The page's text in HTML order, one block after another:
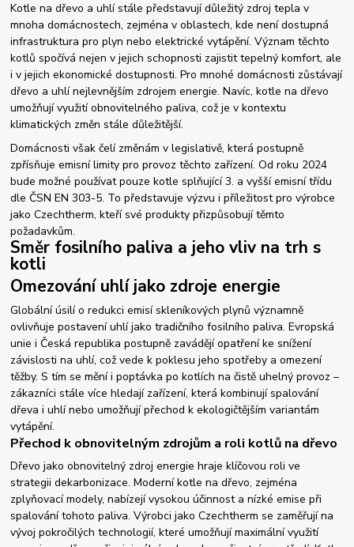
Kotle na dřevo a uhlí stále představují důležitý zdroj tepla v
mnoha domácnostech, zejména v oblastech, kde není dostupná
infrastruktura pro plyn nebo elektrické vytápění. Význam těchto
kotlů spočívá nejen v jejich schopnosti zajistit tepelný komfort, ale
i v jejich ekonomické dostupnosti. Pro mnohé domácnosti zůstávají
dřevo a uhlí nejlevnějším zdrojem energie. Navíc, kotle na dřevo
umožňují využití obnovitelného paliva, což je v kontextu
klimatických změn stále důležitější.
Domácnosti však čelí změnám v legislativě, která postupně
zpřísňuje emisní limity pro provoz těchto zařízení. Od roku 2024
bude možné používat pouze kotle splňující 3. a vyšší emisní třídu
dle ČSN EN 303-5. To představuje výzvu i příležitost pro výrobce
jako Czechtherm, kteří své produkty přizpůsobují těmto
požadavkům.
Směr fosilního paliva a jeho vliv na trh s
kotli
Omezování uhlí jako zdroje energie
Globální úsilí o redukci emisí skleníkových plynů významně
ovlivňuje postavení uhlí jako tradičního fosilního paliva. Evropská
unie i Česká republika postupně zavádějí opatření ke snížení
závislosti na uhlí, což vede k poklesu jeho spotřeby a omezení
těžby. S tím se mění i poptávka po kotlích na čistě uhelný provoz –
zákazníci stále více hledají zařízení, která kombinují spalování
dřeva i uhlí nebo umožňují přechod k ekologičtějším variantám
vytápění.
Přechod k obnovitelným zdrojům a roli kotlů na dřevo
Dřevo jako obnovitelný zdroj energie hraje klíčovou roli ve
strategii dekarbonizace. Moderní kotle na dřevo, zejména
zplyňovací modely, nabízejí vysokou účinnost a nízké emise při
spalování tohoto paliva. Výrobci jako Czechtherm se zaměřují na
vývoj pokročilých technologií, které umožňují maximální využití